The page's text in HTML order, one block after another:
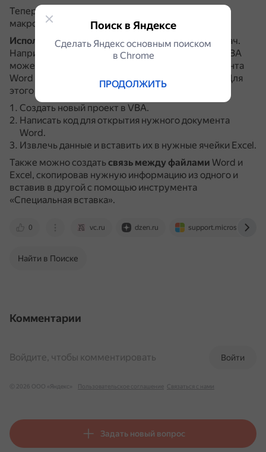
Теперь можно повторно использовать созданный
макрос, просто запустив его.
Использование скриптовдля более сложных задач.
Например, скрипт на языке программирования VBA
может автоматически извлекать текст из документа
Word и вставлять его в Excel в нужном формате.
Для
этого нужно:
Создать новый проект в VBA.
Написать код для открытия нужного документа
Word.
Извлечь данные и вставить их в нужные ячейки Excel.
Также можно создать связь между файлами Word и
Excel, скопировав нужную информацию из одного и
вставив в другой с помощью инструмента
«Специальная вставка».
0 vc.ru dzen.ru support.microsoft.com
Найти в Поиске
Комментарии
Войти
Войдите, чтобы комментировать
© 2026 ООО «Яндекс» Пользовательское соглашение Связаться с нами
Задать новый вопрос
Поиск в Яндексе
Сделать Яндекс основным поиском
в Сhrome
ПРОДОЛЖИТЬ